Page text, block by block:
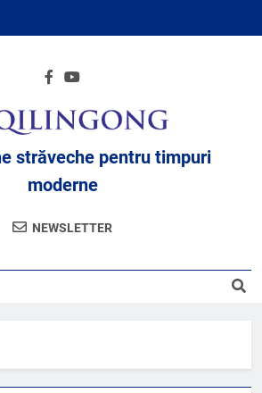
străveche pentru timpuri
moderne
NEWSLETTER